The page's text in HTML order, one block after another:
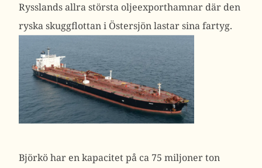
Rysslands allra största oljeexporthamnar där den
ryska skuggflottan i Östersjön lastar sina fartyg.
Björkö har en kapacitet på ca 75 miljoner ton